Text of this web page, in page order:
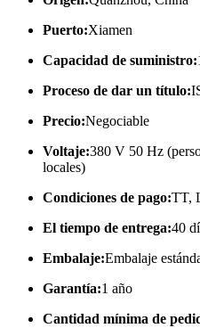
Puerto:Xiamen
Capacidad de suministro:
Proceso de dar un título:
Precio:Negociable
Voltaje:380 V 50 Hz
locales)
Condiciones de pago:TT,
El tiempo de entrega:40
Embalaje:Embalaje
Garantía:1 año
Cantidad mínima de